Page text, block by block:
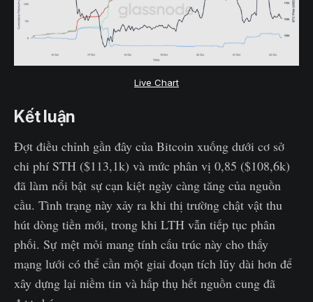
Live Chart
Kết luận
Đợt điều chỉnh gần đây của Bitcoin xuống dưới cơ sở
chi phí STH ($113,1k) và mức phân vị 0,85 ($108,6k)
đã làm nổi bật sự cạn kiệt ngày càng tăng của nguồn
cầu. Tình trạng này xảy ra khi thị trường chật vật thu
hút dòng tiền mới, trong khi LTH vẫn tiếp tục phân
phối. Sự mệt mỏi mang tính cấu trúc này cho thấy
mạng lưới có thể cần một giai đoạn tích lũy dài hơn để
xây dựng lại niềm tin và hấp thụ hết nguồn cung đã